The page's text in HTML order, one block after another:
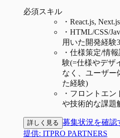
必須スキル
・ React.js,
・ HTML/CSS/
用いた開発経験
・ 仕様策定/情
験(=仕様やデザ
なく、ユーザー
た経験)
・ フロントエン
や技術的な課題
詳しく見る 募集状況を確認
提供: ITPRO PARTNERS